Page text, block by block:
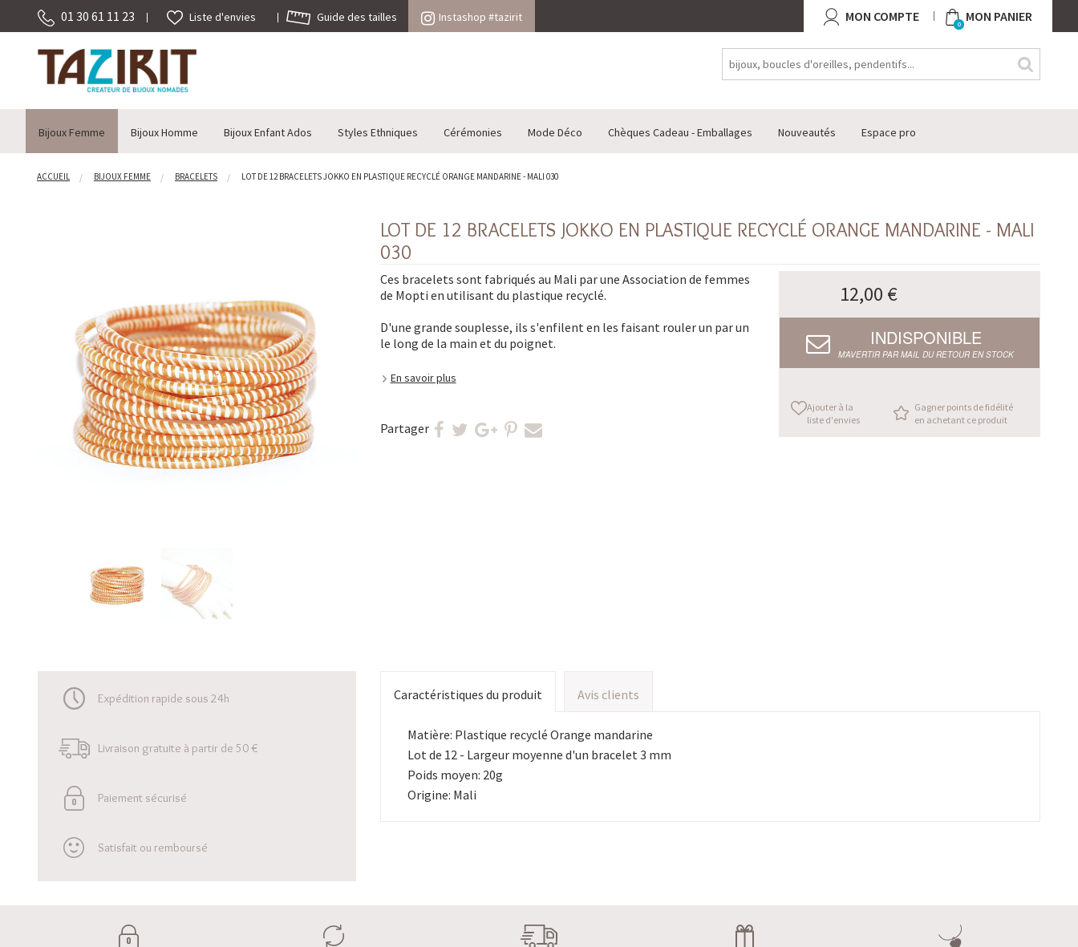
01 30 61 11 23 Liste d'envies Guide des tailles Instashop #tazirit MON COMPTE 0 MON PANIER
Bijoux Femme Bijoux Homme Bijoux Enfant Ados Styles Ethniques Cérémonies Mode Déco Chèques Cadeau - Emballages Nouveautés Espace pro
ACCUEIL BIJOUX FEMME BRACELETS LOT DE 12 BRACELETS JOKKO EN PLASTIQUE RECYCLÉ ORANGE MANDARINE - MALI 030
LOT DE 12 BRACELETS JOKKO EN PLASTIQUE RECYCLÉ ORANGE MANDARINE - MALI
030
Ces bracelets sont fabriqués au Mali par une Association de femmes
de Mopti en utilisant du plastique recyclé.
D'une grande souplesse, ils s'enfilent en les faisant rouler un par un
le long de la main et du poignet.
En savoir plus
Partager
12,00 €
INDISPONIBLE
M’AVERTIR PAR MAIL DU RETOUR EN STOCK
Ajouter à la
liste d'envies
Gagner points de fidélité
en achetant ce produit
Expédition rapide sous 24h
Livraison gratuite à partir de 50 €
Paiement sécurisé
Satisfait ou remboursé
Caractéristiques du produit Avis clients
Matière: Plastique recyclé Orange mandarine
Lot de 12 - Largeur moyenne d'un bracelet 3 mm
Poids moyen: 20g
Origine: Mali